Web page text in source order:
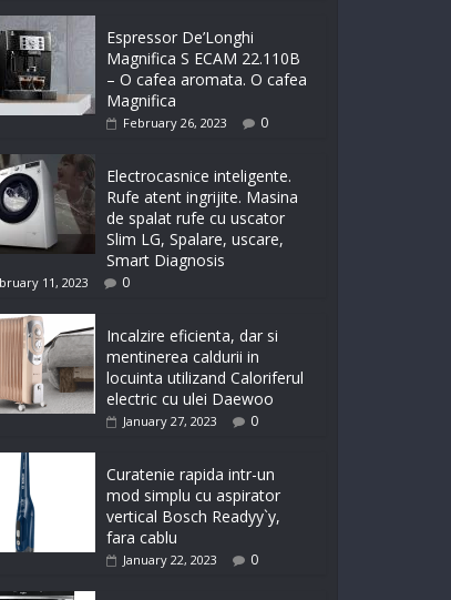
Espressor De’Longhi
Magnifica S ECAM 22.110B
– O cafea aromata. O cafea
Magnifica
February 26, 2023 0
Electrocasnice inteligente.
Rufe atent ingrijite. Masina
de spalat rufe cu uscator
Slim LG, Spalare, uscare,
Smart Diagnosis
11, 2023 0
Incalzire eficienta, dar si
mentinerea caldurii in
locuinta utilizand Caloriferul
electric cu ulei Daewoo
January 27, 2023 0
Curatenie rapida intr-un
mod simplu cu aspirator
vertical Bosch Readyy`y,
fara cablu
January 22, 2023 0